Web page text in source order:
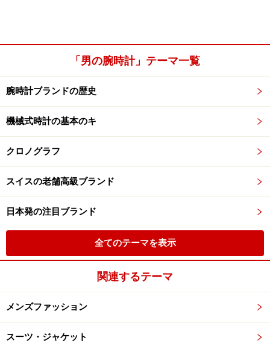
「男の腕時計」テーマ一覧
腕時計ブランドの歴史
機械式時計の基本のキ
クロノグラフ
スイスの老舗高級ブランド
日本発の注目ブランド
全てのテーマを表示
関連するテーマ
メンズファッション
スーツ・ジャケット